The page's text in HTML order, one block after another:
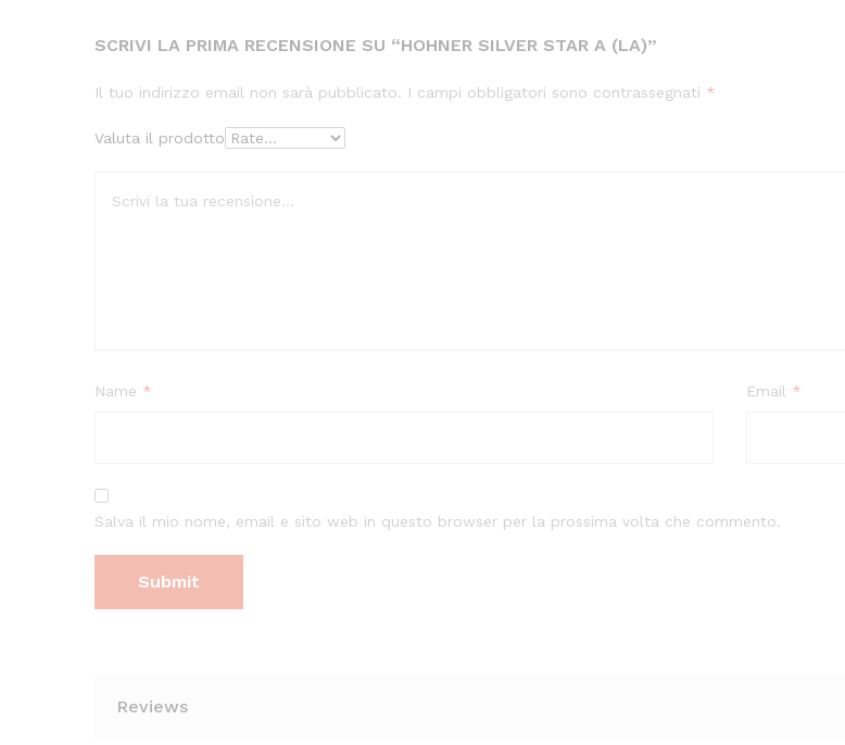
SCRIVI LA PRIMA RECENSIONE SU “HOHNER SILVER STAR A (LA)”
Il tuo indirizzo email non sarà pubblicato. I campi obbligatori sono contrassegnati *
Valuta il prodotto
Name * Email *
Salva il mio nome, email e sito web in questo browser per la prossima volta che commento.
Reviews